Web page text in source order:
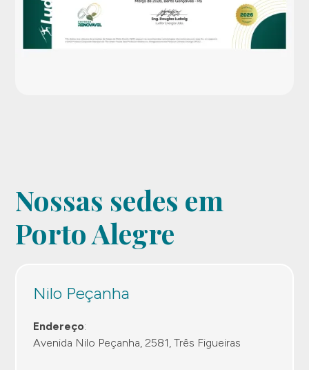
Nossas sedes em
Porto Alegre
Nilo Peçanha
Endereço:
Avenida Nilo Peçanha, 2581, Três Figueiras